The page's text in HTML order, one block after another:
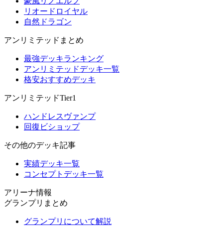
リオードロイヤル
自然ドラゴン
アンリミテッドまとめ
最強デッキランキング
アンリミテッドデッキ一覧
格安おすすめデッキ
アンリミテッドTier1
ハンドレスヴァンプ
回復ビショップ
その他のデッキ記事
実績デッキ一覧
コンセプトデッキ一覧
アリーナ情報
グランプリまとめ
グランプリについて解説